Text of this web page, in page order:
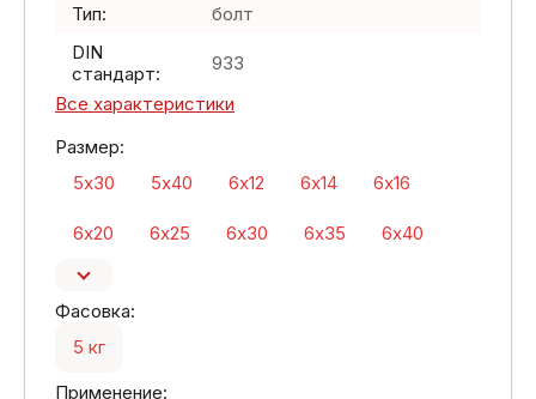
Тип:
болт
DIN
стандарт:
933
Все характеристики
Размер:
5х30
5х40 6х12 6х14 6х16
6х20 6х25 6х30 6х35 6х40
Фасовка:
5 кг
Применение: